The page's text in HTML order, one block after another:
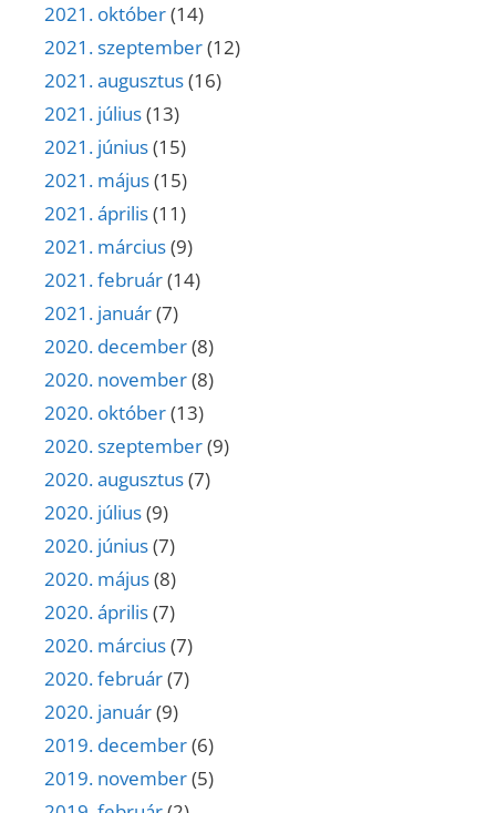
2021. október(14)
2021. szeptember(12)
2021. augusztus(16)
2021. július(13)
2021. június(15)
2021. május(15)
2021. április(11)
2021. március(9)
2021. február(14)
2021. január(7)
2020. december(8)
2020. november(8)
2020. október(13)
2020. szeptember(9)
2020. augusztus(7)
2020. július(9)
2020. június(7)
2020. május(8)
2020. április(7)
2020. március(7)
2020. február(7)
2020. január(9)
2019. december(6)
2019. november(5)